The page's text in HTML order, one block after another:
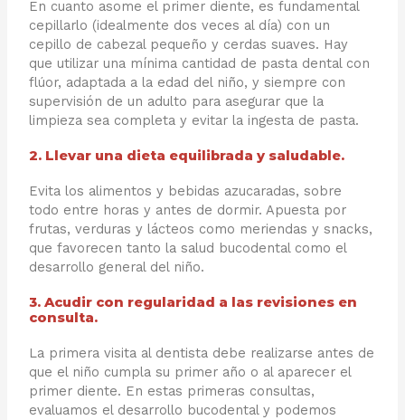
En cuanto asome el primer diente, es fundamental
cepillarlo (idealmente dos veces al día) con un
cepillo de cabezal pequeño y cerdas suaves. Hay
que utilizar una mínima cantidad de pasta dental con
flúor, adaptada a la edad del niño, y siempre con
supervisión de un adulto para asegurar que la
limpieza sea completa y evitar la ingesta de pasta.
2. Llevar una dieta equilibrada y saludable.
Evita los alimentos y bebidas azucaradas, sobre
todo entre horas y antes de dormir. Apuesta por
frutas, verduras y lácteos como meriendas y snacks,
que favorecen tanto la salud bucodental como el
desarrollo general del niño.
3. Acudir con regularidad a las revisiones en
consulta.
La primera visita al dentista debe realizarse antes de
que el niño cumpla su primer año o al aparecer el
primer diente. En estas primeras consultas,
evaluamos el desarrollo bucodental y podemos